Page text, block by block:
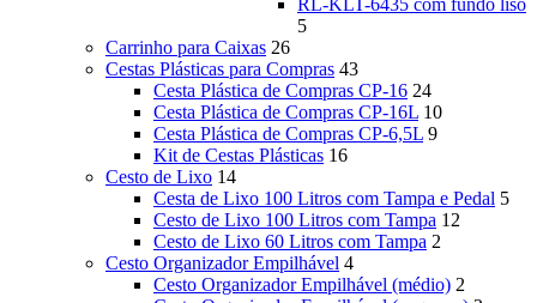
RL-KLT-6435 com fundo liso
5
Carrinho para Caixas 26
Cestas Plásticas para Compras 43
Cesta Plástica de Compras CP-16 24
Cesta Plástica de Compras CP-16L 10
Cesta Plástica de Compras CP-6,5L 9
Kit de Cestas Plásticas 16
Cesto de Lixo 14
Cesta de Lixo 100 Litros com Tampa e Pedal 5
Cesto de Lixo 100 Litros com Tampa 12
Cesto de Lixo 60 Litros com Tampa 2
Cesto Organizador Empilhável 4
Cesto Organizador Empilhável (médio) 2